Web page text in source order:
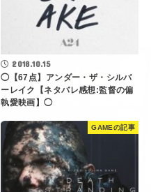
2018.10.15
◯【67点】アンダー・ザ・シルバ
ーレイク【ネタバレ感想:監督の偏
執愛映画】◯
GAMEの記事